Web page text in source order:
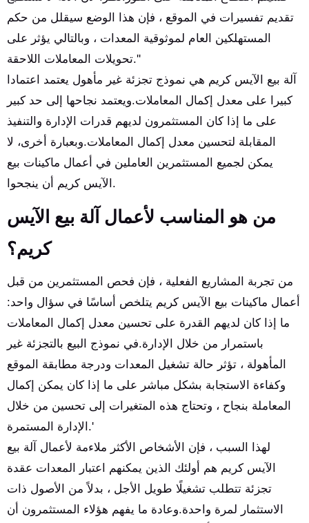
تقديم تفسيرات في الموقع ، فإن هذا الوضع سيقلل من حكم
المستهلكين العام لموثوقية المعدات ، وبالتالي يؤثر على
تحويلات المعاملات اللاحقة.''
آلة بيع الآيس كريم هي نموذج تجزئة غير مأهول يعتمد اعتمادا
كبيرا على معدل إكمال المعاملات.ويعتمد نجاحها إلى حد كبير
على ما إذا كان المستثمرون لديهم قدرات الإدارة والتنفيذ
المقابلة لتحسين معدل إكمال المعاملات.وبعبارة أخرى، لا
يمكن لجميع المستثمرين العاملين في أعمال ماكينات بيع
الآيس كريم أن ينجحوا.
من هو المناسب لأعمال آلة بيع الآيس
كريم؟
من تجربة المشاريع الفعلية ، فإن فحص المستثمرين من قبل
أعمال ماكينات بيع الآيس كريم يتلخص أساسًا في سؤال واحد:
ما إذا كان لديهم القدرة على تحسين معدل إكمال المعاملات
باستمرار من خلال الإدارة.في نموذج البيع بالتجزئة غير
المأهولة ، تؤثر حالة تشغيل المعدات ودرجة مطابقة الموقع
وكفاءة الاستجابة بشكل مباشر على ما إذا كان يمكن إكمال
المعاملة بنجاح ، وتحتاج هذه المتغيرات إلى تحسين من خلال
الإدارة المستمرة.'
لهذا السبب ، فإن الأشخاص الأكثر ملاءمة لأعمال آلة بيع
الآيس كريم هم أولئك الذين يمكنهم اعتبار المعدات عقدة
تجزئة تتطلب تشغيلًا طويل الأجل ، بدلاً من الأصول ذات
الاستثمار لمرة واحدة.وعادة ما يفهم هؤلاء المستثمرون أن